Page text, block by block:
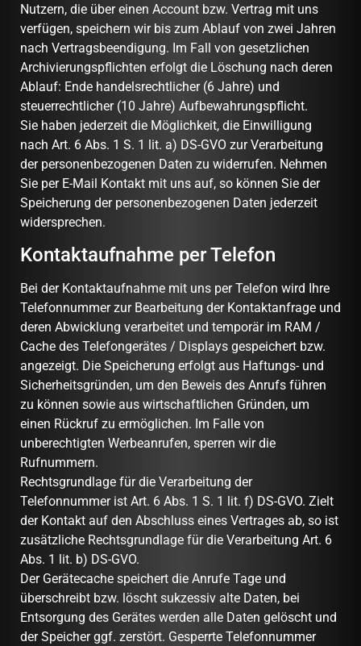
Nutzern, die über einen Account bzw. Vertrag mit uns
verfügen, speichern wir bis zum Ablauf von zwei Jahren
nach Vertragsbeendigung. Im Fall von gesetzlichen
Archivierungspflichten erfolgt die Löschung nach deren
Ablauf: Ende handelsrechtlicher (6 Jahre) und
steuerrechtlicher (10 Jahre) Aufbewahrungspflicht.
Sie haben jederzeit die Möglichkeit, die Einwilligung
nach Art. 6 Abs. 1 S. 1 lit. a) DS-GVO zur Verarbeitung
der personenbezogenen Daten zu widerrufen. Nehmen
Sie per E-Mail Kontakt mit uns auf, so können Sie der
Speicherung der personenbezogenen Daten jederzeit
widersprechen.
Kontaktaufnahme per Telefon
Bei der Kontaktaufnahme mit uns per Telefon wird Ihre
Telefonnummer zur Bearbeitung der Kontaktanfrage und
deren Abwicklung verarbeitet und temporär im RAM /
Cache des Telefongerätes / Displays gespeichert bzw.
angezeigt. Die Speicherung erfolgt aus Haftungs- und
Sicherheitsgründen, um den Beweis des Anrufs führen
zu können sowie aus wirtschaftlichen Gründen, um
einen Rückruf zu ermöglichen. Im Falle von
unberechtigten Werbeanrufen, sperren wir die
Rufnummern.
Rechtsgrundlage für die Verarbeitung der
Telefonnummer ist Art. 6 Abs. 1 S. 1 lit. f) DS-GVO. Zielt
der Kontakt auf den Abschluss eines Vertrages ab, so ist
zusätzliche Rechtsgrundlage für die Verarbeitung Art. 6
Abs. 1 lit. b) DS-GVO.
Der Gerätecache speichert die Anrufe Tage und
überschreibt bzw. löscht sukzessiv alte Daten, bei
Entsorgung des Gerätes werden alle Daten gelöscht und
der Speicher ggf. zerstört. Gesperrte Telefonnummer